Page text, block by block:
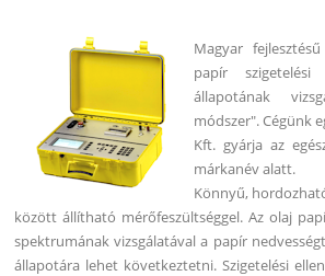
Magyar
papír szigetelési
állapotának
módszer". Cégünk
Kft. gyárja az
márkanév alatt.
Könnyű,
között állítható mérőfeszültséggel. Az olaj
spektrumának vizsgálatával a papír
állapotára lehet következtetni. Szigetelési